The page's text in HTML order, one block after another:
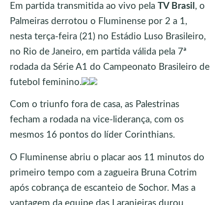
Em partida transmitida ao vivo pela TV Brasil , o
Palmeiras derrotou o Fluminense por 2 a 1,
nesta terça-feira (21) no Estádio Luso Brasileiro,
no Rio de Janeiro, em partida válida pela 7ª
rodada da Série A1 do Campeonato Brasileiro de
futebol feminino.
Com o triunfo fora de casa, as Palestrinas
fecham a rodada na vice-liderança, com os
mesmos 16 pontos do líder Corinthians.
O Fluminense abriu o placar aos 11 minutos do
primeiro tempo com a zagueira Bruna Cotrim
após cobrança de escanteio de Sochor. Mas a